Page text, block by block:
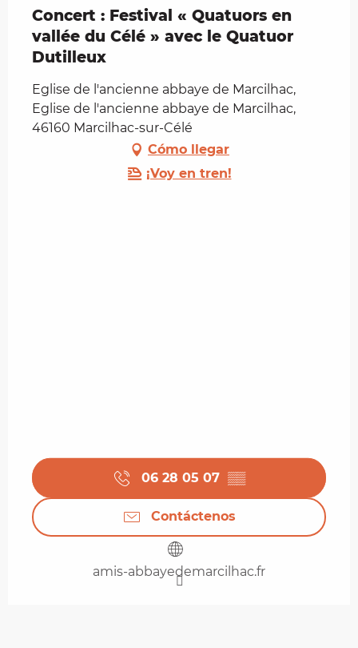
Concert : Festival « Quatuors en
vallée du Célé » avec le Quatuor
Dutilleux
Eglise de l'ancienne abbaye de Marcilhac,
Eglise de l'ancienne abbaye de Marcilhac,
46160 Marcilhac-sur-Célé
Cómo llegar
¡Voy en tren!
06 28 05 07 ▒▒
Contáctenos
amis-abbayedemarcilhac.fr